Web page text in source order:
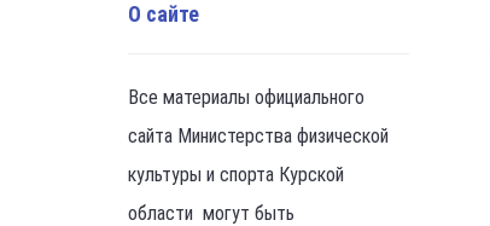
О сайте
Все материалы официального
сайта Министерства физической
культуры и спорта Курской
области могут быть